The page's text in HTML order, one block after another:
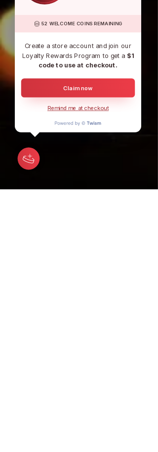
52 WELCOME COINS REMAINING
Create a store account and join our
Loyalty Rewards Program to get a $1
code to use at checkout.
Claim now
Remind me at checkout